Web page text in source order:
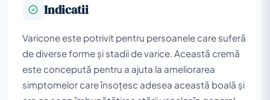
Indicatii
Varicone este potrivit pentru persoanele care suferă
de diverse forme și stadii de varice. Această cremă
este concepută pentru a ajuta la ameliorarea
simptomelor care însoțesc adesea această boală și